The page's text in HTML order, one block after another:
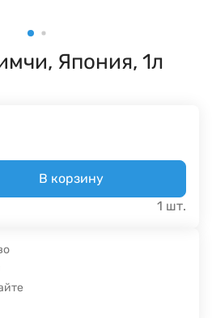
Япония, 1л
В корзину
1 шт.